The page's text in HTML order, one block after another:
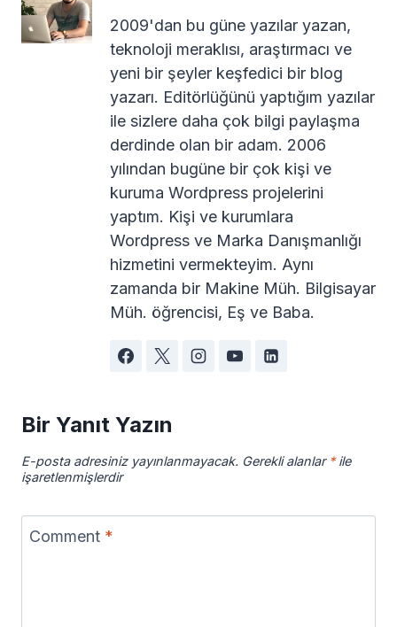
2009'dan bu güne yazılar yazan,
teknoloji meraklısı, araştırmacı ve
yeni bir şeyler keşfedici bir blog
yazarı. Editörlüğünü yaptığım yazılar
ile sizlere daha çok bilgi paylaşma
derdinde olan bir adam. 2006
yılından bugüne bir çok kişi ve
kuruma Wordpress projelerini
yaptım. Kişi ve kurumlara
Wordpress ve Marka Danışmanlığı
hizmetini vermekteyim. Aynı
zamanda bir Makine Müh. Bilgisayar
Müh. öğrencisi, Eş ve Baba.
Bir Yanıt Yazın
E-posta adresiniz yayınlanmayacak. Gerekli alanlar *ile
işaretlenmişlerdir
Comment *